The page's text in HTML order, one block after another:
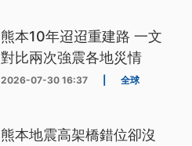
熊本10年迢迢重建路 一文
對比兩次強震各地災情
2026-07-30 16:37 全球
熊本地震高架橋錯位卻沒